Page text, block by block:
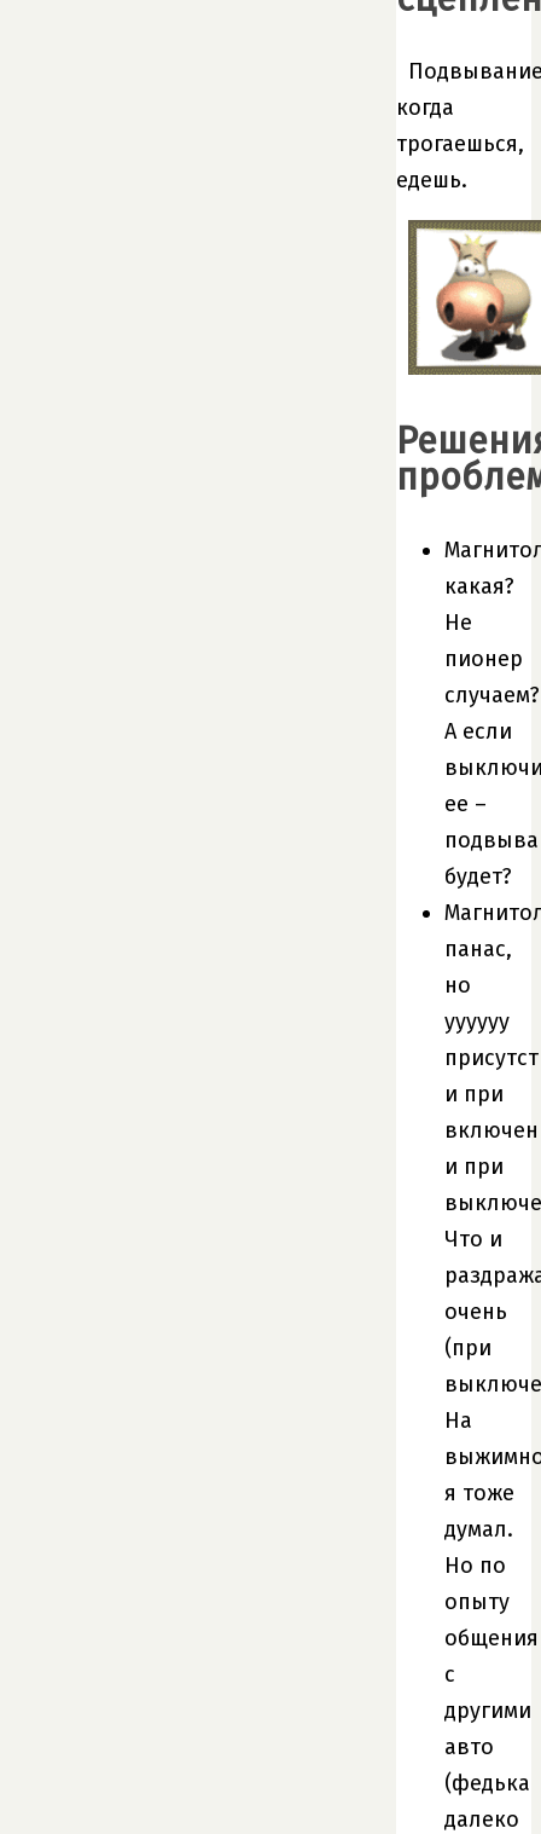
когда
трогаешься,
едешь.
какая?
Не
пионер
случаем?
А если
ее –
будет?
панас,
но
уууууу
и при
и при
Что и
очень
(при
На
я тоже
думал.
Но по
опыту
общения
с
другими
авто
(федька
далеко